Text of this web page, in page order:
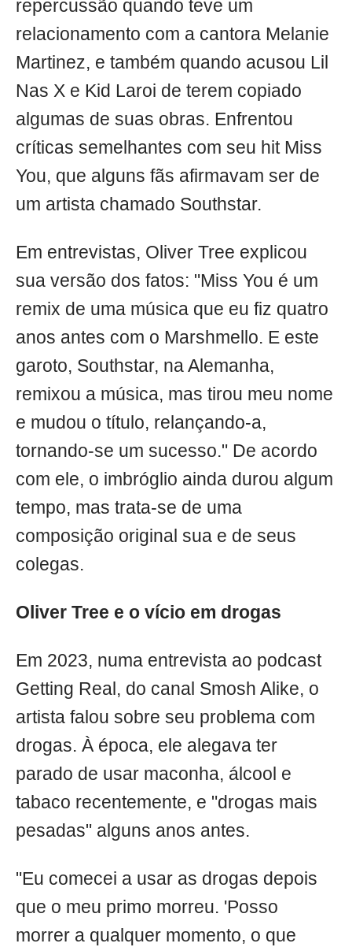
repercussão quando teve um
relacionamento com a cantora Melanie
Martinez, e também quando acusou Lil
Nas X e Kid Laroi de terem copiado
algumas de suas obras. Enfrentou
críticas semelhantes com seu hit Miss
You, que alguns fãs afirmavam ser de
um artista chamado Southstar.
Em entrevistas, Oliver Tree explicou
sua versão dos fatos: "Miss You é um
remix de uma música que eu fiz quatro
anos antes com o Marshmello. E este
garoto, Southstar, na Alemanha,
remixou a música, mas tirou meu nome
e mudou o título, relançando-a,
tornando-se um sucesso." De acordo
com ele, o imbróglio ainda durou algum
tempo, mas trata-se de uma
composição original sua e de seus
colegas.
Oliver Tree e o vício em drogas
Em 2023, numa entrevista ao podcast
Getting Real, do canal Smosh Alike, o
artista falou sobre seu problema com
drogas. À época, ele alegava ter
parado de usar maconha, álcool e
tabaco recentemente, e "drogas mais
pesadas" alguns anos antes.
"Eu comecei a usar as drogas depois
que o meu primo morreu. 'Posso
morrer a qualquer momento, o que